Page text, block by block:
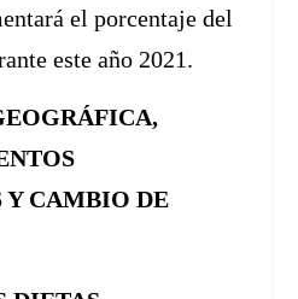
el porcentaje del
este año 2021.
Y CAMBIO DE